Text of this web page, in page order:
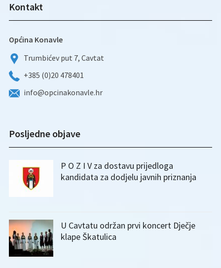
Kontakt
Općina Konavle
Trumbićev put 7, Cavtat
+385 (0)20 478401
info@opcinakonavle.hr
Posljedne objave
P O Z I V za dostavu prijedloga
kandidata za dodjelu javnih priznanja
U Cavtatu održan prvi koncert Dječje
klape Škatulica